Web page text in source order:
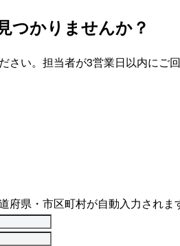
つかりませんか？
さい。担当者が3営業日以内にご回
府県・市区町村が自動入力されま